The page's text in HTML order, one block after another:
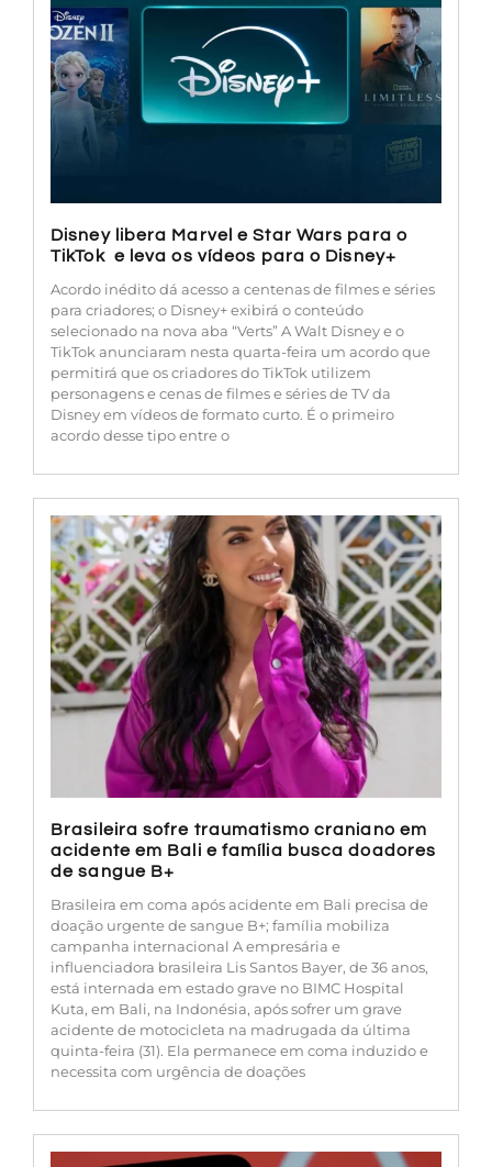
Disney libera Marvel e Star Wars para o
TikTok e leva os vídeos para o Disney+
Acordo inédito dá acesso a centenas de filmes e séries
para criadores; o Disney+ exibirá o conteúdo
selecionado na nova aba “Verts” A Walt Disney e o
TikTok anunciaram nesta quarta-feira um acordo que
permitirá que os criadores do TikTok utilizem
personagens e cenas de filmes e séries de TV da
Disney em vídeos de formato curto. É o primeiro
acordo desse tipo entre o
Brasileira sofre traumatismo craniano em
acidente em Bali e família busca doadores
de sangue B+
Brasileira em coma após acidente em Bali precisa de
doação urgente de sangue B+; família mobiliza
campanha internacional A empresária e
influenciadora brasileira Lis Santos Bayer, de 36 anos,
está internada em estado grave no BIMC Hospital
Kuta, em Bali, na Indonésia, após sofrer um grave
acidente de motocicleta na madrugada da última
quinta-feira (31). Ela permanece em coma induzido e
necessita com urgência de doações